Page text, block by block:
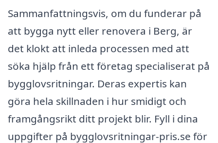
Sammanfattningsvis, om du funderar på
att bygga nytt eller renovera i Berg, är
det klokt att inleda processen med att
söka hjälp från ett företag specialiserat på
bygglovsritningar. Deras expertis kan
göra hela skillnaden i hur smidigt och
framgångsrikt ditt projekt blir. Fyll i dina
uppgifter på bygglovsritningar-pris.se för